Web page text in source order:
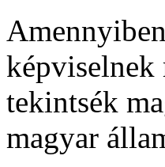
képviselnek
tekintsék
magyar